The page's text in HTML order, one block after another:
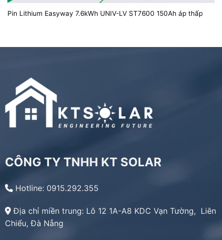
Pin Lithium Easyway 7.6kWh UNIV-LV ST7600 150Ah áp thấp
CÔNG TY TNHH KT SOLAR
Hotline: 0915.292.355
Địa chỉ miền trung: Lô 12 1A-A8 KDC Vạn Tường, Liên
Chiểu, Đà Nẵng